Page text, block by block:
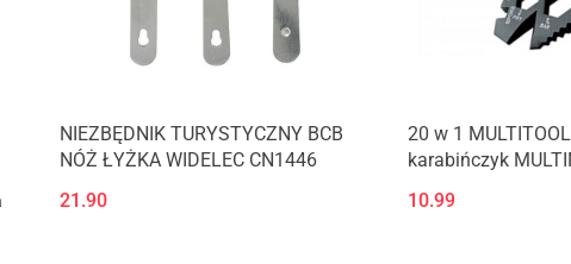
NIEZBĘDNIK TURYSTYCZNY BCB
NÓŻ ŁYŻKA WIDELEC CN1446
21.90
20 w 1
karabińczyk
10.99